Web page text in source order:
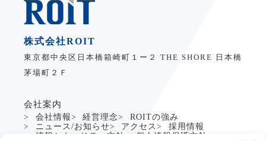
株式会社ROIT
東京都中央区日本橋箱崎町１ー２ THE SHORE 日本橋
茅場町２Ｆ
会社案内
会社情報 経営理念
ROITの強み
ニュース/お知らせ
アクセス
採用情報
情報セキュリティ方針
個人情報保護方針